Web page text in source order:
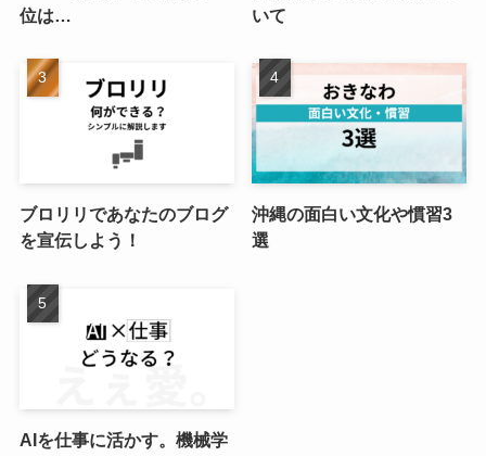
位は…
いて
ブロリリであなたのブログ
を宣伝しよう！
沖縄の面白い文化や慣習3
選
AIを仕事に活かす。機械学